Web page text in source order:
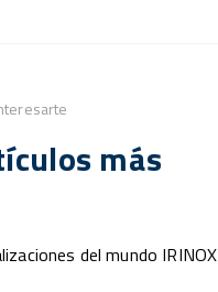
más
del mundo IRINOX